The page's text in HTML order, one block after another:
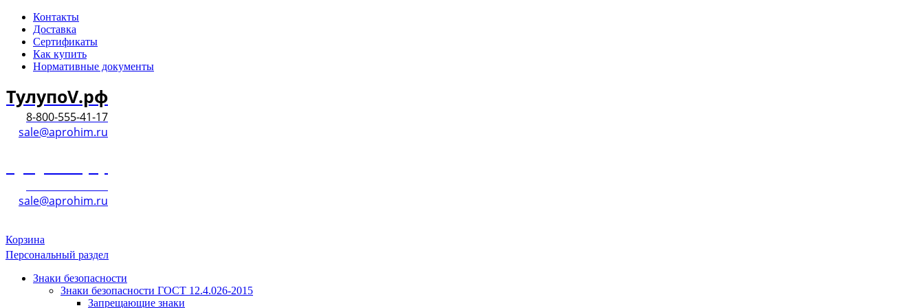
Контакты
Доставка
Сертификаты
Как купить
Нормативные документы
ТулупоV.рф
8-800-555-41-17
sale@aprohim.ru
sale@aprohim.ru
Корзина
Персональный раздел
Знаки безопасности
Знаки безопасности ГОСТ 12.4.026-2015
Запрещающие знаки